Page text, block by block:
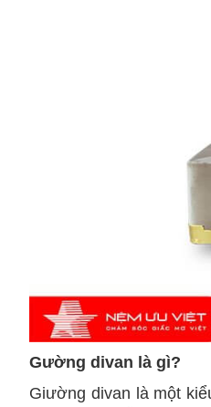
Gường divan là gì?
Giường divan là một